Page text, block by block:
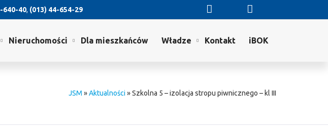
640-40, (013) 44-654-29
Nieruchomości Dla mieszkańców Władze Kontakt iBOK
JSM »Aktualności»Szkolna 5 – izolacja stropu piwnicznego – kl III